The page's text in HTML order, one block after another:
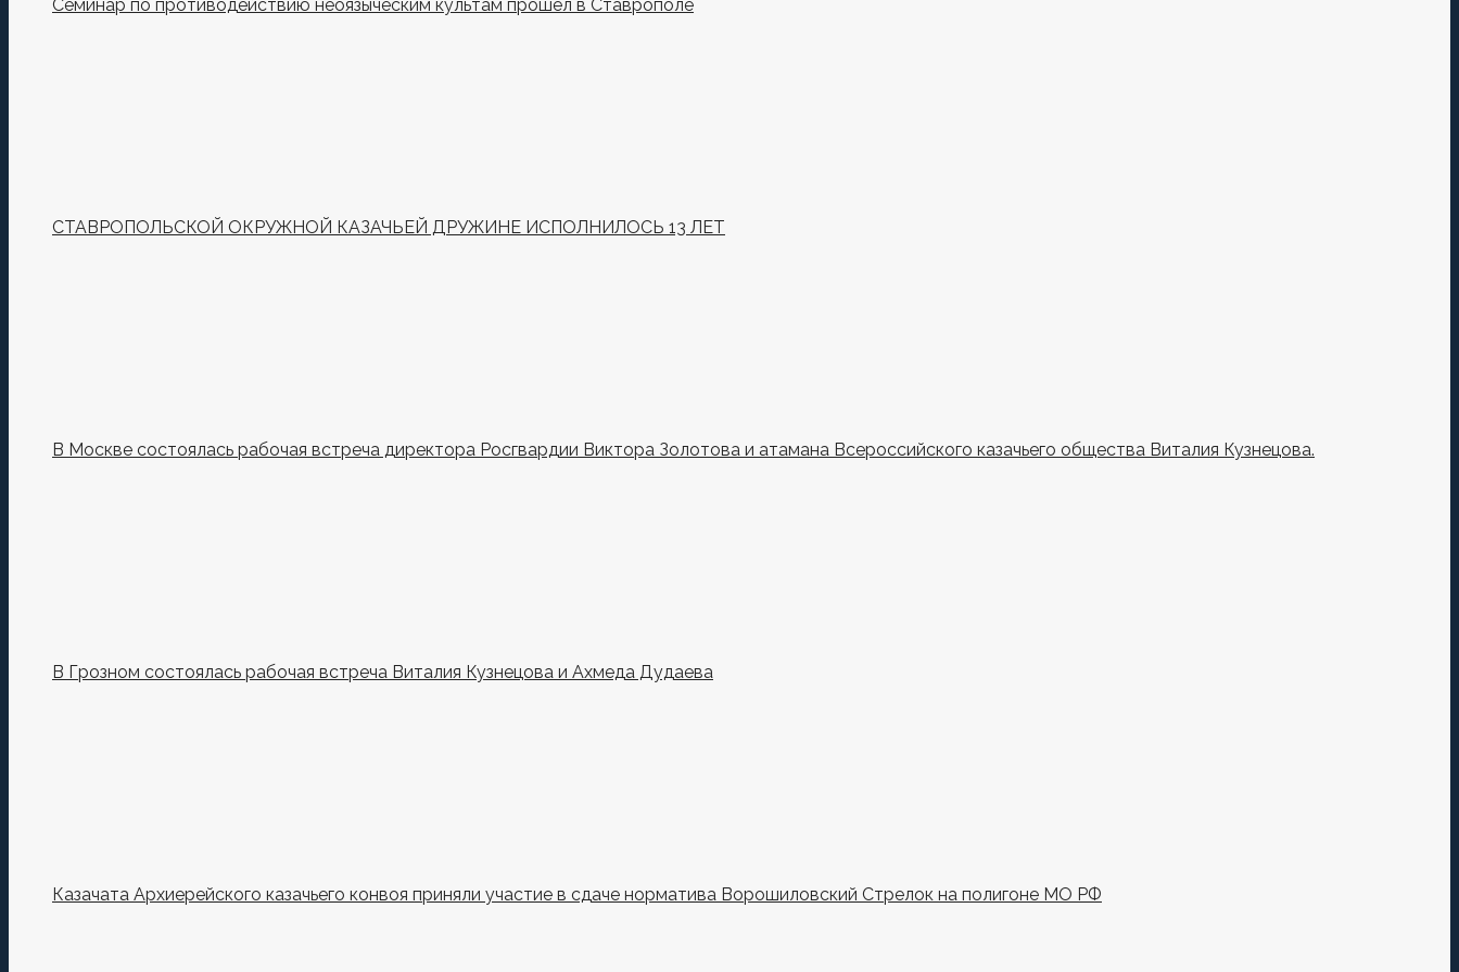
Семинар по противодействию неоязыческим культам прошел в Ставрополе
СТАВРОПОЛЬСКОЙ ОКРУЖНОЙ КАЗАЧЬЕЙ ДРУЖИНЕ ИСПОЛНИЛОСЬ 13 ЛЕТ
В Москве состоялась рабочая встреча директора Росгвардии Виктора Золотова и атамана Всероссийского казачьего общества Виталия Кузнецова.
В Грозном состоялась рабочая встреча Виталия Кузнецова и Ахмеда Дудаева
Казачата Архиерейского казачьего конвоя приняли участие в сдаче норматива Ворошиловский Стрелок на полигоне МО РФ